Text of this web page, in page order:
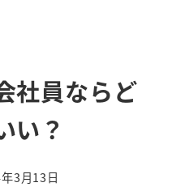
社員ならど
い？
3月13日